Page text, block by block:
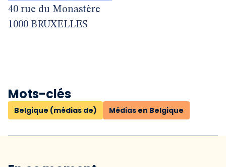
40 rue du Monastère
1000 BRUXELLES
Mots-clés
Belgique (médias de) Médias en Belgique